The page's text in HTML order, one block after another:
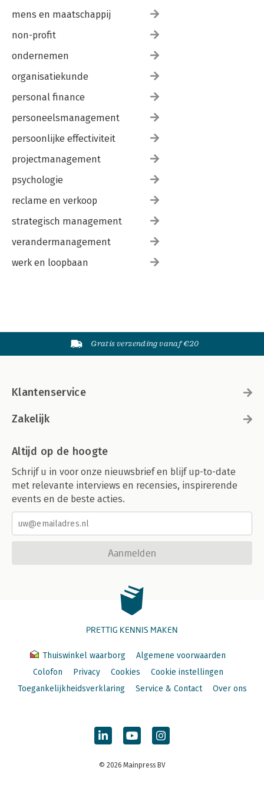
mens en maatschappij
non-profit
ondernemen
organisatiekunde
personal finance
personeelsmanagement
persoonlijke effectiviteit
projectmanagement
psychologie
reclame en verkoop
strategisch management
verandermanagement
werk en loopbaan
Gratis verzending vanaf €20
Klantenservice
Zakelijk
Altijd op de hoogte
Schrijf u in voor onze nieuwsbrief en blijf up-to-date
met relevante interviews en recensies, inspirerende
events en de beste acties.
Aanmelden
PRETTIG KENNIS MAKEN
Thuiswinkel waarborg
Algemene voorwaarden
Colofon
Privacy Cookies
Cookie instellingen
Toegankelijkheidsverklaring
Service & Contact Over ons
© 2026 Mainpress BV